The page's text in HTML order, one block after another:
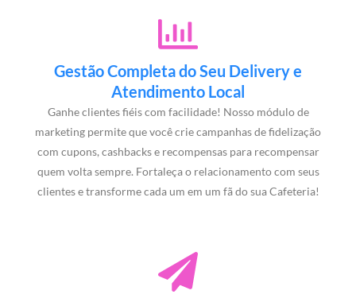
Gestão Completa do Seu Delivery e
Atendimento Local
Ganhe clientes fiéis com facilidade! Nosso módulo de
marketing permite que você crie campanhas de fidelização
com cupons, cashbacks e recompensas para recompensar
quem volta sempre. Fortaleça o relacionamento com seus
clientes e transforme cada um em um fã do sua Cafeteria!